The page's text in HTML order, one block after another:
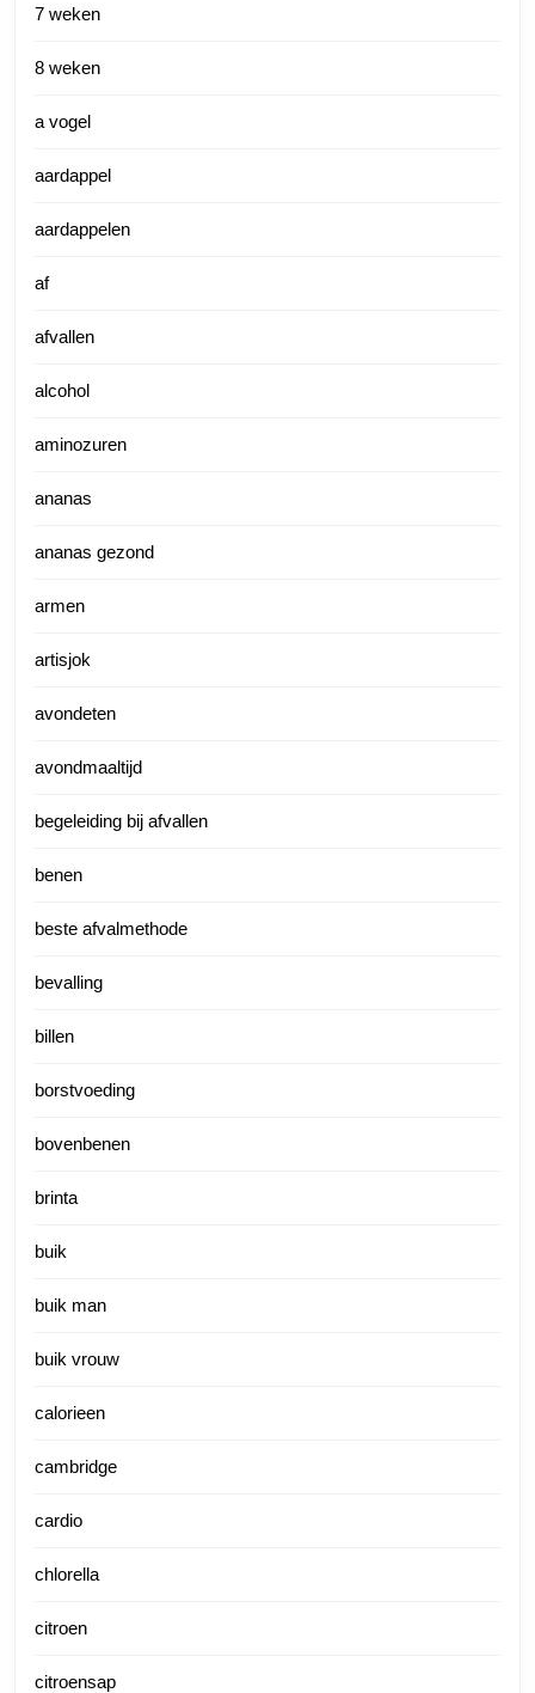
7 weken
8 weken
a vogel
aardappel
aardappelen
af
afvallen
alcohol
aminozuren
ananas
ananas gezond
armen
artisjok
avondeten
avondmaaltijd
begeleiding bij afvallen
benen
beste afvalmethode
bevalling
billen
borstvoeding
bovenbenen
brinta
buik
buik man
buik vrouw
calorieen
cambridge
cardio
chlorella
citroen
citroensap